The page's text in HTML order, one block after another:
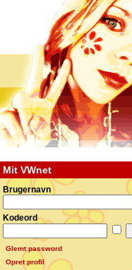
Mit VWnet
Brugernavn
Kodeord
Glemt password
Opret profil